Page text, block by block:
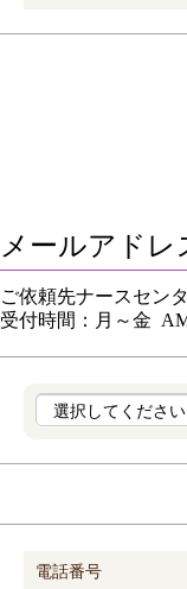
メールアド
ご依頼先ナースセン
受付時間：月～金
電話番号